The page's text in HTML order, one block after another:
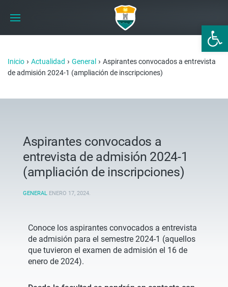
Abrir
Inicio › Actualidad › General › Aspirantes convocados a entrevista
de admisión 2024-1 (ampliación de inscripciones)
Aspirantes convocados a
entrevista de admisión 2024-1
(ampliación de inscripciones)
GENERAL ENERO 17, 2024.
Conoce los aspirantes convocados a entrevista
de admisión para el semestre 2024-1 (aquellos
que tuvieron el examen de admisión el 16 de
enero de 2024).